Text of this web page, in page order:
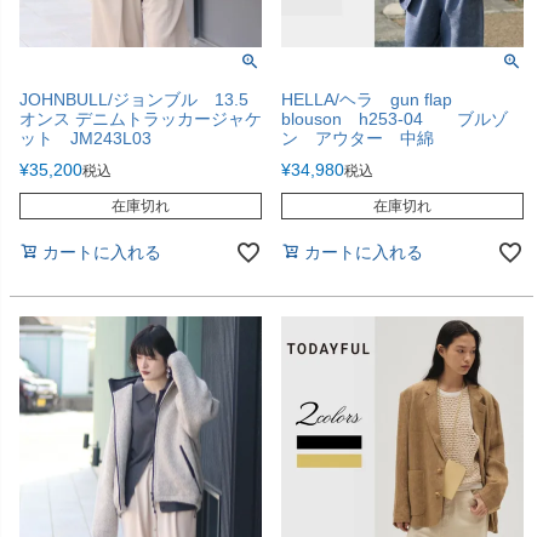
JOHNBULL/ジョンブル 13.5
オンス デニムトラッカージャケ
ット JM243L03
¥35,200税込
在庫切れ
カートに入れる
HELLA/ヘラ gun flap
blouson h253-04 ブルゾ
ン アウター 中綿
¥34,980税込
在庫切れ
カートに入れる